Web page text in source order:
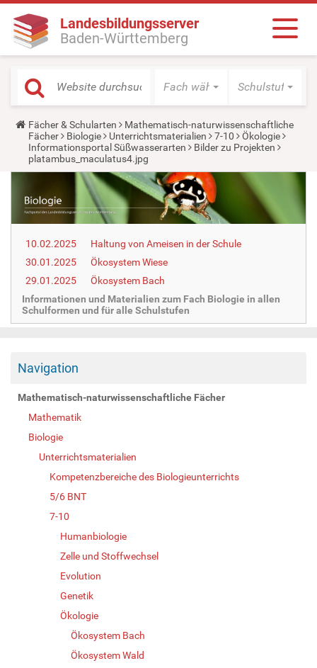
Landesbildungsserver
Baden-Württemberg
Fach wählen Schulstufe
Y
o
u
a
r
e
r
e
Fächer & Schularten
Mathematisch-naturwissenschaftliche
Fächer
Biologie Unterrichtsmaterialien 7-10
Ökologie
Informationsportal Süßwasserarten
Bilder zu Projekten
platambus_maculatus4.jpg
10.02.2025
Haltung von Ameisen in der Schule
30.01.2025
Ökosystem Wiese
29.01.2025
Ökosystem Bach
Informationen und Materialien zum Fach Biologie in allen
Schulformen und für alle Schulstufen
Navigation
Mathematisch-naturwissenschaftliche Fächer
Mathematik
Biologie
Unterrichtsmaterialien
Kompetenzbereiche des Biologieunterrichts
5/6 BNT
7-10
Humanbiologie
Zelle und Stoffwechsel
Evolution
Genetik
Ökologie
Ökosystem Bach
Ökosystem Wald